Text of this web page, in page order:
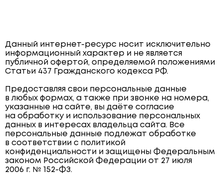
Данный интернет-ресурс носит исключительно
информационный характер и не является
публичной офертой, определяемой положениями
Статьи 437 Гражданского кодекса РФ.
Предоставляя свои персональные данные
в любых формах, а также при звонке на номера,
указанные на сайте, вы даёте согласие
на обработку и использование персональных
данных в интересах владельца сайта. Все
персональные данные подлежат обработке
в соответствии с политикой
конфиденциальности и защищены Федеральным
законом Российской Федерации от 27 июля
2006 г. № 152-ФЗ.